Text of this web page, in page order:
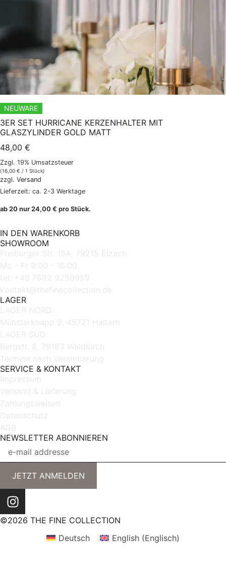
NEUWARE
3ER SET HURRICANE KERZENHALTER MIT
GLASZYLINDER GOLD MATT
48,00 €
Zzgl. 19% Umsatzsteuer
(16,00 € / 1 Stück)
zzgl. Versand
Lieferzeit: ca. 2-3 Werktage
ab 20 nur 24,00 € pro Stück.
IN DEN WARENKORB
SHOWROOM
Freiburger Str. 15A, 79215 Elzach
Mo - Fr 9:00 - 16:00
tel: +49 7682 9259959
kontakt@thefinecollection.de
LAGER
LAGER NORD:
Münsterknapp 9, 45721 Haltern
LAGER SÜD:
Bergstr. 8, 79183 Waldkirch
Termine nach Vereinbarung
SERVICE & KONTAKT
Impressum
Versand & Lieferung
Zahlungsweisen
Datenschutz
AGB
NEWSLETTER ABONNIEREN
JETZT ANMELDEN
©2026 THE FINE COLLECTION
Deutsch
English (Englisch)